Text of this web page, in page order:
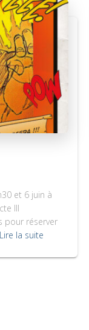
et 6 juin à
III
pour réserver
Lire la suite